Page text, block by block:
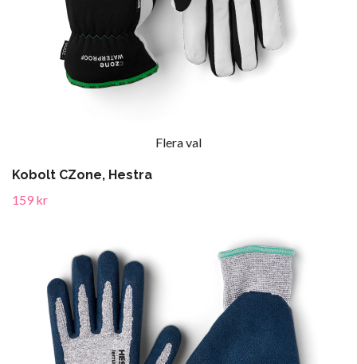
Flera val
Kobolt CZone, Hestra
159 kr